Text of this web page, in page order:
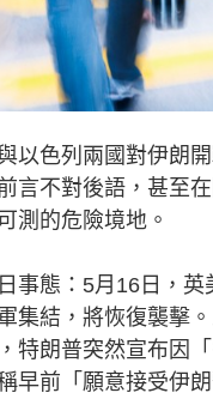
色列兩國對伊朗開
言不對後語，甚至
測的危險境地。
態：5月16日，英
集結，將恢復襲擊
特朗普突然宣布因
早前「願意接受伊